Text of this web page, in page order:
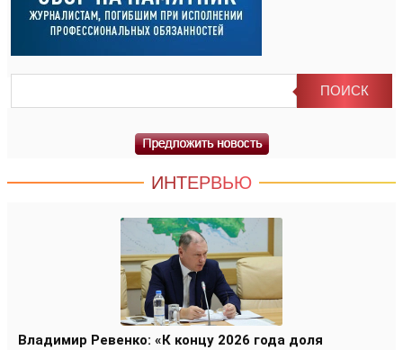
ИНТЕРВЬЮ
Владимир Ревенко: «К концу 2026 года доля